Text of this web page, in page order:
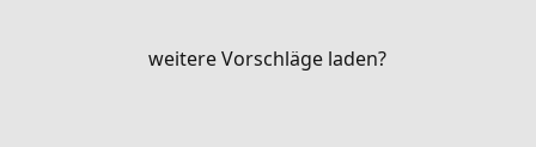
weitere Vorschläge laden?